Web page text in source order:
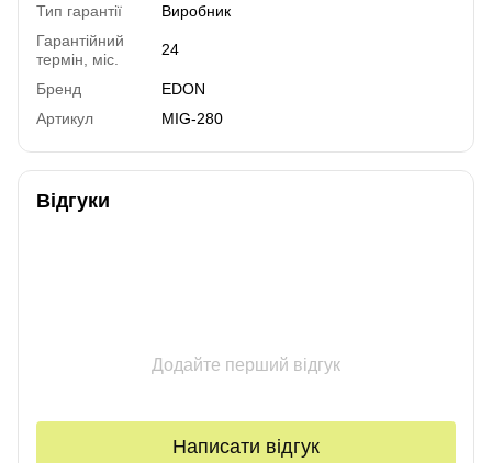
Тип гарантії
Виробник
Гарантійний
термін, міс.
24
Бренд
EDON
Артикул
MIG-280
Відгуки
Додайте перший відгук
Написати відгук